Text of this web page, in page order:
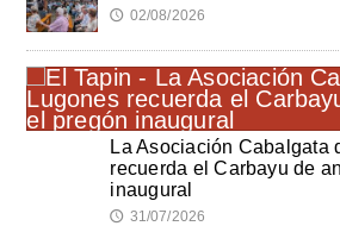
🕔 02/08/2026
La Asociación Cabalgata
recuerda el Carbayu de
inaugural
🕔 31/07/2026